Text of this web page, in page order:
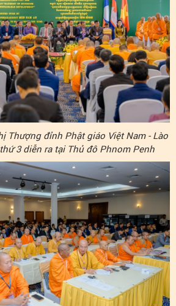
Thượng đỉnh Phật giáo Việt Nam - Lào
3 diễn ra tại Thủ đô Phnom Penh